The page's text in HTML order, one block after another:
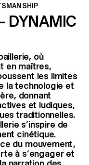
DYNAMIC
où
en maîtres,
les limites
la technologie et
donnant
et ludiques,
traditionnelles.
s’inspire de
cinétique.
du mouvement,
à s’engager et